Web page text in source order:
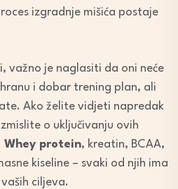
izgradnje mišića postaje
važno je naglasiti da oni neće
i dobar trening plan, ali
Ako želite vidjeti napredak
o uključivanju ovih
Whey protein, kreatin, BCAA,
kiseline – svaki od njih ima
ciljeva.